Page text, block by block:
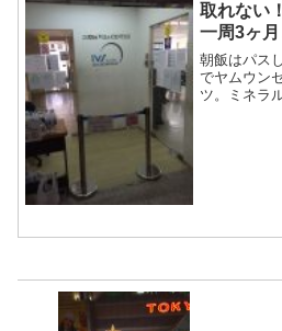
取れない
一周3ヶ月
朝飯はパス
でヤムウン
ツ。ミネラ